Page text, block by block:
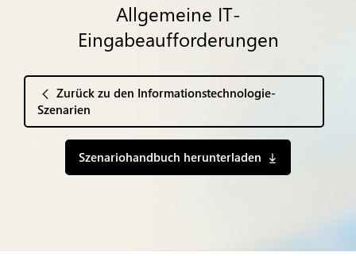
Allgemeine IT-
Eingabeaufforderungen
Zurück zu den Informationstechnologie-
Szenarien
Szenariohandbuch herunterladen